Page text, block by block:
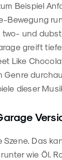
Beispiel
Bewegung
und
greift
Like
dieser
Szene. Das
wie Öl.